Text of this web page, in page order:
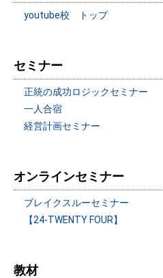
youtube校 トップ
セミナー
正統の成功ロジックセミナー
一人合宿
経営計画セミナー
オンラインセミナー
ブレイクスルーセミナー
【24-TWENTY FOUR】
教材